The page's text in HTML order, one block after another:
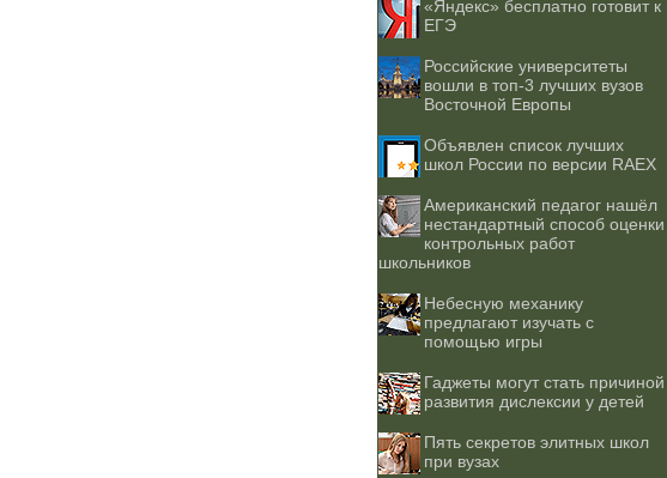
«Яндекс» бесплатно готовит к
ЕГЭ
Российские университеты
вошли в топ-3 лучших вузов
Восточной Европы
Объявлен список лучших
школ России по версии RAEX
Американский педагог нашёл
нестандартный способ оценки
контрольных работ
школьников
Небесную механику
предлагают изучать с
помощью игры
Гаджеты могут стать причиной
развития дислексии у детей
Пять секретов элитных школ
при вузах